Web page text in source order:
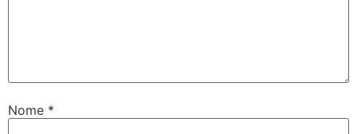
Nome *